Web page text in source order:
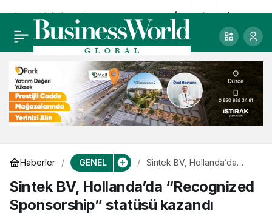
Haberler GENEL
Sintek BV, Hollanda’da
statüsü kazandı
Sintek BV, Hollanda’da “Recognized
Sponsorship” statüsü kazandı
Tera Girişim, Aura
Portföy’ün yüzde
16,6’sını satın aldı
0 Paylaş